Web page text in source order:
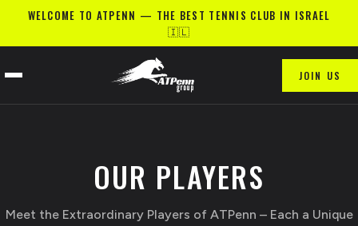
WELCOME TO ATPENN — THE BEST TENNIS CLUB IN ISRAEL
🇮🇱
JOIN US
OUR PLAYERS
Meet the Extraordinary Players of ATPenn – Each a Unique